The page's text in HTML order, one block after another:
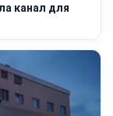
канал для